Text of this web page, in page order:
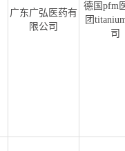
广东广弘医药有
限公司
德国pfm
团
司